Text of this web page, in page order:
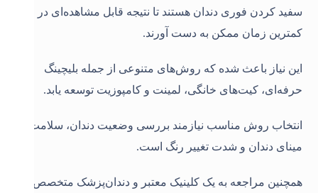
سفید کردن فوری دندان هستند تا نتیجه قابل مشاهده‌ای در
کمترین زمان ممکن به دست آورند.
این نیاز باعث شده که روش‌های متنوعی از جمله بلیچینگ
حرفه‌ای، کیت‌های خانگی، لمینت و کامپوزیت توسعه یابد.
انتخاب روش مناسب نیازمند بررسی وضعیت دندان، سلامت
مینای دندان و شدت تغییر رنگ است.
همچنین مراجعه به یک کلینیک معتبر و دندان‌پزشک متخصص